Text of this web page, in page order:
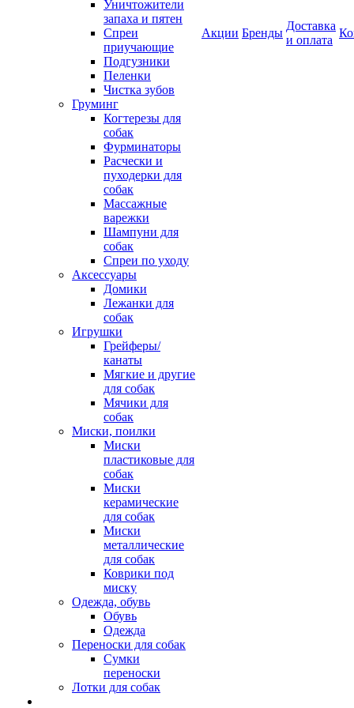
Уничтожители
запаха и пятен
Спреи
приучающие
Подгузники
Пеленки
Чистка зубов
Груминг
Когтерезы для
собак
Фурминаторы
Расчески и
пуходерки для
собак
Массажные
варежки
Шампуни для
собак
Спреи по уходу
Аксессуары
Домики
Лежанки для
собак
Игрушки
Грейферы/
канаты
Мягкие и другие
для собак
Мячики для
собак
Миски, поилки
Миски
пластиковые для
собак
Миски
керамические
для собак
Миски
металлические
для собак
Коврики под
миску
Одежда, обувь
Обувь
Одежда
Переноски для собак
Сумки
переноски
Лотки для собак
Акции Бренды
Доставка
и оплата